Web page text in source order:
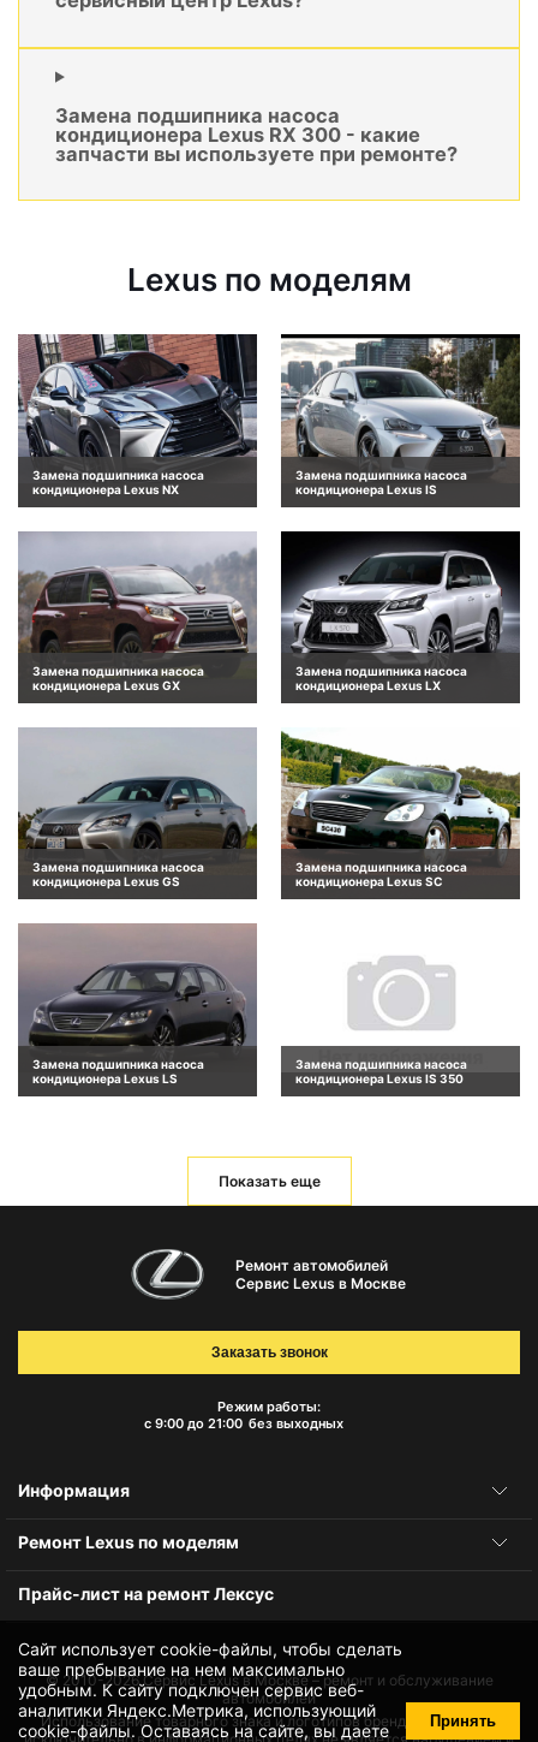
Замена подшипника насоса
кондиционера Lexus RX 300 - какие
запчасти вы используете при ремонте?
Lexus по моделям
Замена подшипника насоса
кондиционера Lexus NX
Замена подшипника насоса
кондиционера Lexus IS
Замена подшипника насоса
кондиционера Lexus GX
Замена подшипника насоса
кондиционера Lexus LX
Замена подшипника насоса
кондиционера Lexus GS
Замена подшипника насоса
кондиционера Lexus SC
Замена подшипника насоса
кондиционера Lexus LS
Замена подшипника насоса
кондиционера Lexus IS 350
Показать еще
Сайт использует cookie-файлы, чтобы сделать
ваше пребывание на нем максимально
удобным. К cайту подключен сервис веб-
аналитики Яндекс.Метрика, использующий
cookie-файлы. Оставаясь на сайте, вы даете
Принять
Ремонт автомобилей
Сервис Lexus в Москве
Режим работы:
с 9:00 до 21:00 без выходных
Заказать звонок
Информация
Ремонт Lexus по моделям
Прайс-лист на ремонт Лексус
© 2010-2026Сервис Lexus в Москве – ремонт и обслуживание
автомобилей
Использование товарного знака и логотипов бренда происходит